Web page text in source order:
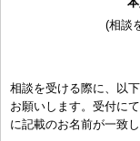
ではないことを予め
お申し出により、相
依頼された場合には
その場合は、依頼者
(相談
相談を受ける際に、以
お願いします。受付に
に記載のお名前が一致